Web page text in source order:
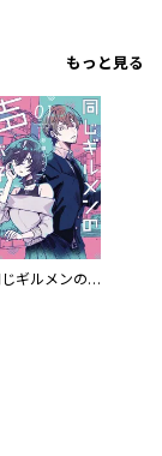
もっと見る
同じギルメンの声が好き